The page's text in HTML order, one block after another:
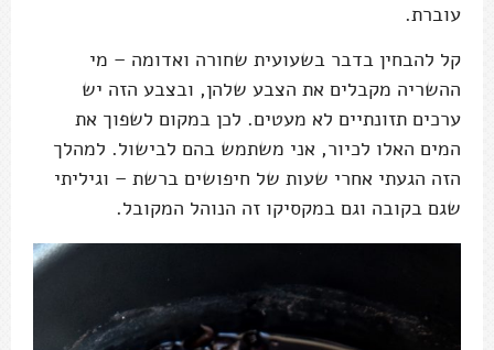
עוברת.
קל להבחין בדבר בשעועית שחורה ואדומה – מי
ההשריה מקבלים את הצבע שלהן, ובצבע הזה יש
ערכים תזונתיים לא מעטים. לכן במקום לשפוך את
המים האלו לכיור, אני משתמש בהם לבישול. למהלך
הזה הגעתי אחרי שעות של חיפושים ברשת – וגיליתי
שגם בקובה וגם במקסיקו זה הנוהל המקובל.